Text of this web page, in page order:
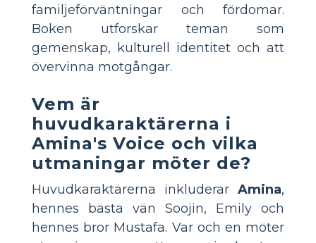
familjeförväntningar och fördomar.
Boken utforskar teman som
gemenskap, kulturell identitet och att
övervinna motgångar.
Vem är
huvudkaraktärerna i
Amina's Voice och vilka
utmaningar möter de?
Huvudkaraktärerna inkluderar Amina,
hennes bästa vän Soojin, Emily och
hennes bror Mustafa. Var och en möter